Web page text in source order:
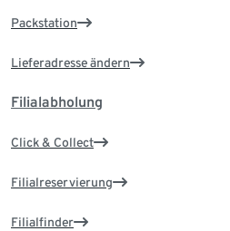
Packstation
Lieferadresse ändern
Filialabholung
Click & Collect
Filialreservierung
Filialfinder